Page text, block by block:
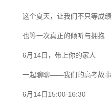
这个夏天，让我们不只等成绩
也等一次真正的倾听与拥抱
6月14日，带上你的家人
一起聊聊——我们的高考故事
6月14日15:00-16:30